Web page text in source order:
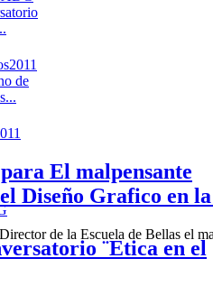
de
El malpensante
¨Etica en el
Diseño Grafico en
de la Escuela de Bellas el